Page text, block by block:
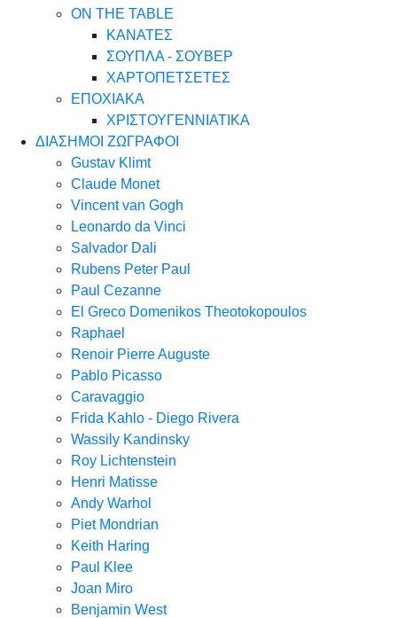
ON THE TABLE
ΚΑΝΑΤΕΣ
ΣΟΥΠΛΑ - ΣΟΥΒΕΡ
ΧΑΡΤΟΠΕΤΣΕΤΕΣ
ΕΠΟΧΙΑΚΑ
ΧΡΙΣΤΟΥΓΕΝΝΙΑΤΙΚΑ
ΔΙΑΣΗΜΟΙ ΖΩΓΡΑΦΟΙ
Gustav Klimt
Claude Monet
Vincent van Gogh
Leonardo da Vinci
Salvador Dali
Rubens Peter Paul
Paul Cezanne
El Greco Domenikos Theotokopoulos
Raphael
Renoir Pierre Auguste
Pablo Picasso
Caravaggio
Frida Kahlo - Diego Rivera
Wassily Kandinsky
Roy Lichtenstein
Henri Matisse
Andy Warhol
Piet Mondrian
Keith Haring
Paul Klee
Joan Miro
Benjamin West